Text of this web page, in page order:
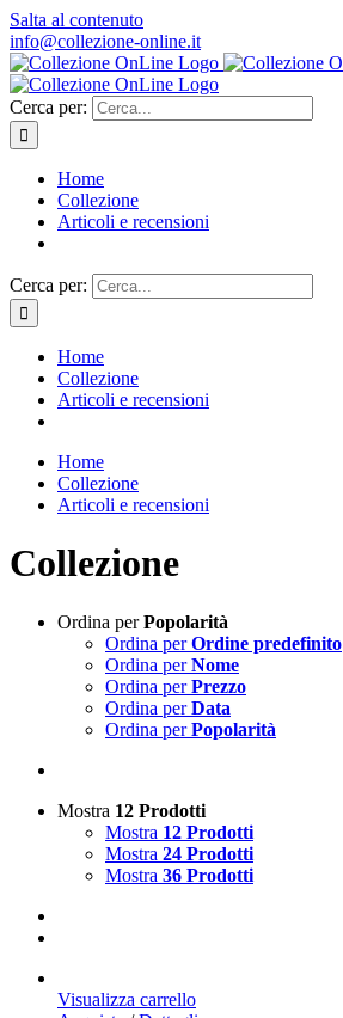
Salta al contenuto
info@collezione-online.it
Cerca per:
Home
Collezione
Articoli e recensioni
Cerca per:
Home
Collezione
Articoli e recensioni
Home
Collezione
Articoli e recensioni
Collezione
Ordina perPopolarità
Ordina perOrdine predefinito
Ordina perNome
Ordina perPrezzo
Ordina perData
Ordina perPopolarità
Mostra 12 Prodotti
Mostra 12 Prodotti
Mostra 24 Prodotti
Mostra 36 Prodotti
Visualizza carrello